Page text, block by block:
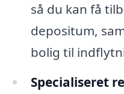
så du kan få
depositum,
bolig til
Specialiseret